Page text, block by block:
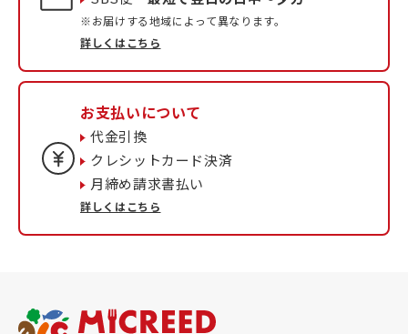
※お届けする地域によって異なります。
詳しくはこちら
お支払いについて
代金引換
クレシットカード決済
月締め請求書払い
詳しくはこちら